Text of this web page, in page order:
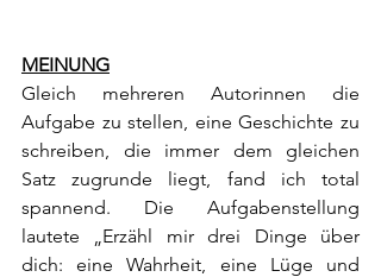
MEINUNG
Gleich mehreren Autorinnen die
Aufgabe zu stellen, eine Geschichte zu
schreiben, die immer dem gleichen
Satz zugrunde liegt, fand ich total
spannend. Die Aufgabenstellung
lautete „Erzähl mir drei Dinge über
dich: eine Wahrheit, eine Lüge und